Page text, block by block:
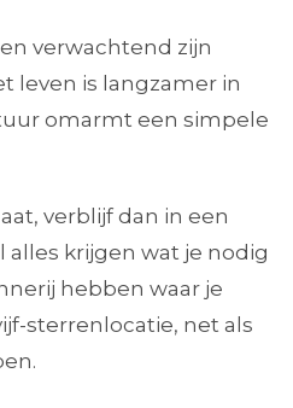
verwachtend zijn
leven is langzamer in
omarmt een simpele
verblijf dan in een
alles krijgen wat je nodig
hebben waar je
sterrenlocatie, net als